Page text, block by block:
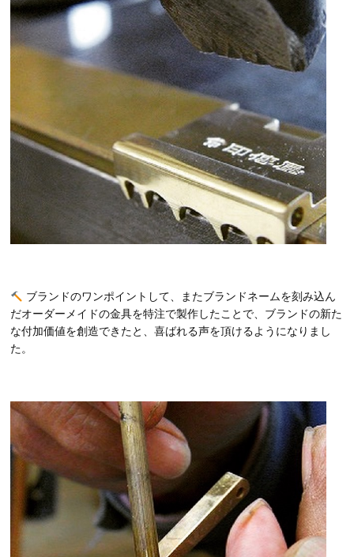
ブランドのワンポイントして、またブランドネームを刻み込ん
だオーダーメイドの金具を特注で製作したことで、ブランドの新た
な付加価値を創造できたと、喜ばれる声を頂けるようになりまし
た。